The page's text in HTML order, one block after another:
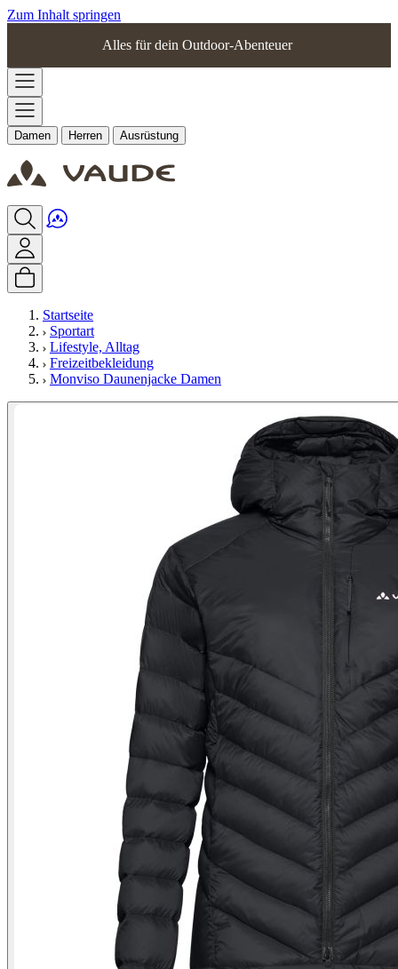
Zum Inhalt springen
Alles für dein Outdoor-Abenteuer
Damen Herren Ausrüstung
Startseite
Sportart
Lifestyle, Alltag
Freizeitbekleidung
Monviso Daunenjacke Damen